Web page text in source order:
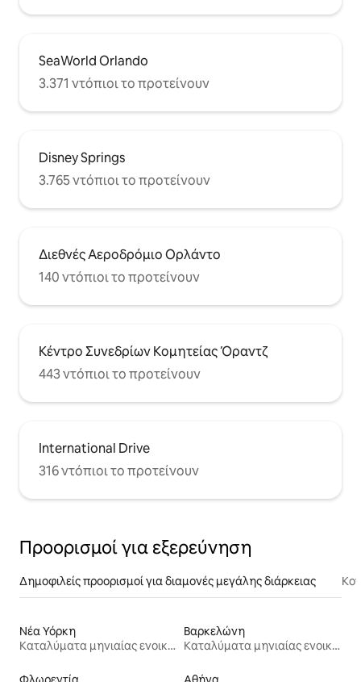
SeaWorld Orlando
3.371 ντόπιοι το προτείνουν
Disney Springs
3.765 ντόπιοι το προτείνουν
Διεθνές Αεροδρόμιο Ορλάντο
140 ντόπιοι το προτείνουν
Κέντρο Συνεδρίων Κομητείας Όραντζ
443 ντόπιοι το προτείνουν
International Drive
316 ντόπιοι το προτείνουν
Προορισμοί για εξερεύνηση
Δημοφιλείς προορισμοί για διαμονές μεγάλης διάρκειας
Νέα Υόρκη
Καταλύματα μηνιαίας ενοικίασης
Βαρκελώνη
Καταλύματα μηνιαίας ενοικίασης